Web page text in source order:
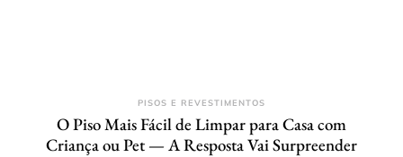
PISOS E REVESTIMENTOS
O Piso Mais Fácil de Limpar para Casa com
Criança ou Pet — A Resposta Vai Surpreender